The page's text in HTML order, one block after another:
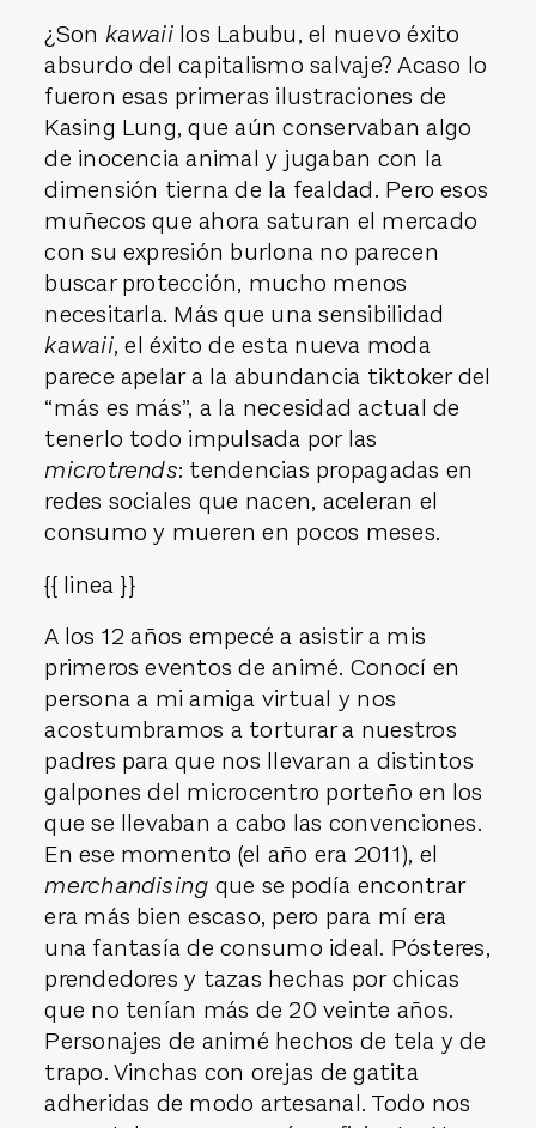
¿Son kawaiilos Labubu, el nuevo éxito
absurdo del capitalismo salvaje? Acaso lo
fueron esas primeras ilustraciones de
Kasing Lung, que aún conservaban algo
de inocencia animal y jugaban con la
dimensión tierna de la fealdad. Pero esos
muñecos que ahora saturan el mercado
con su expresión burlona no parecen
buscar protección, mucho menos
necesitarla. Más que una sensibilidad
kawaii, el éxito de esta nueva moda
parece apelar a la abundancia tiktoker del
“más es más”, a la necesidad actual de
tenerlo todo impulsada por las
microtrends: tendencias propagadas en
redes sociales que nacen, aceleran el
consumo y mueren en pocos meses.
{{ linea }}
A los 12 años empecé a asistir a mis
primeros eventos de animé. Conocí en
persona a mi amiga virtual y nos
acostumbramos a torturar a nuestros
padres para que nos llevaran a distintos
galpones del microcentro porteño en los
que se llevaban a cabo las convenciones.
En ese momento (el año era 2011), el
merchandising que se podía encontrar
era más bien escaso, pero para mí era
una fantasía de consumo ideal. Pósteres,
prendedores y tazas hechas por chicas
que no tenían más de 20 veinte años.
Personajes de animé hechos de tela y de
trapo. Vinchas con orejas de gatita
adheridas de modo artesanal. Todo nos